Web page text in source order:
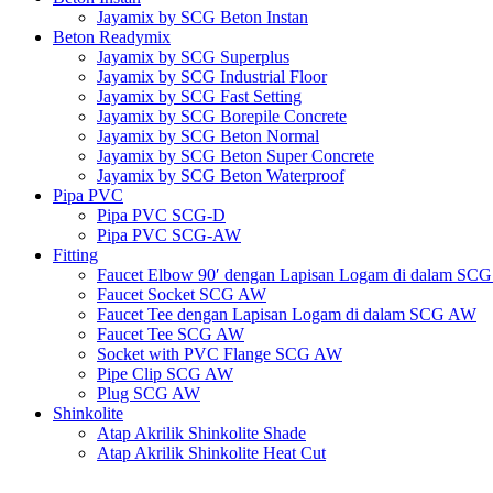
Jayamix by SCG Beton Instan
Beton Readymix
Jayamix by SCG Superplus
Jayamix by SCG Industrial Floor
Jayamix by SCG Fast Setting
Jayamix by SCG Borepile Concrete
Jayamix by SCG Beton Normal
Jayamix by SCG Beton Super Concrete
Jayamix by SCG Beton Waterproof
Pipa PVC
Pipa PVC SCG-D
Pipa PVC SCG-AW
Fitting
Faucet Elbow 90′ dengan Lapisan Logam di dalam
Faucet Socket SCG AW
Faucet Tee dengan Lapisan Logam di dalam SCG AW
Faucet Tee SCG AW
Socket with PVC Flange SCG AW
Pipe Clip SCG AW
Plug SCG AW
Shinkolite
Atap Akrilik Shinkolite Shade
Atap Akrilik Shinkolite Heat Cut